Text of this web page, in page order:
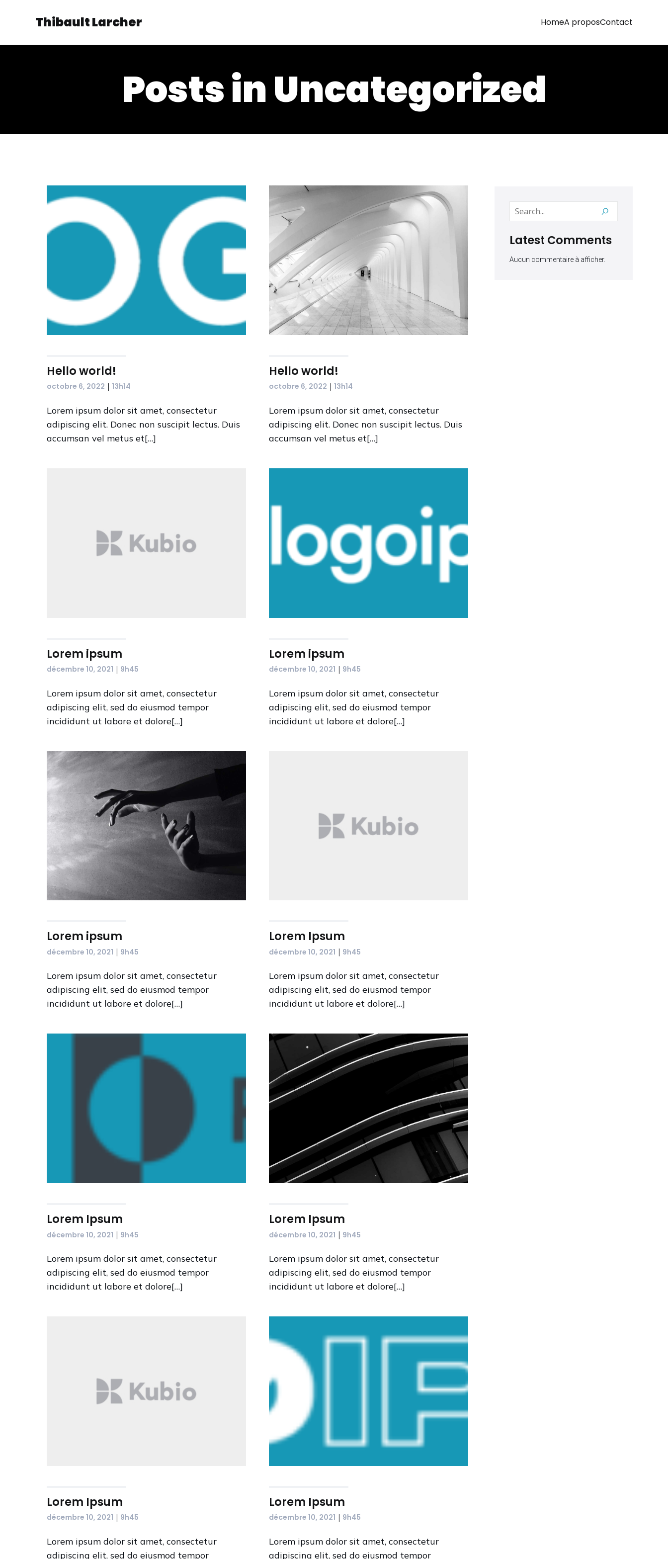
Thibault Larcher HomeA proposContact
Posts in Uncategorized
Hello world!
octobre 6, 2022 | 13h14
Lorem ipsum dolor sit amet, consectetur
adipiscing elit. Donec non suscipit lectus. Duis
accumsan vel metus et[…]
Hello world!
octobre 6, 2022 | 13h14
Lorem ipsum dolor sit amet, consectetur
adipiscing elit. Donec non suscipit lectus. Duis
accumsan vel metus et[…]
Lorem ipsum
décembre 10, 2021 | 9h45
Lorem ipsum dolor sit amet, consectetur
adipiscing elit, sed do eiusmod tempor
incididunt ut labore et dolore[…]
Lorem ipsum
décembre 10, 2021 | 9h45
Lorem ipsum dolor sit amet, consectetur
adipiscing elit, sed do eiusmod tempor
incididunt ut labore et dolore[…]
Lorem ipsum
décembre 10, 2021 | 9h45
Lorem ipsum dolor sit amet, consectetur
adipiscing elit, sed do eiusmod tempor
incididunt ut labore et dolore[…]
Lorem Ipsum
décembre 10, 2021 | 9h45
Lorem ipsum dolor sit amet, consectetur
adipiscing elit, sed do eiusmod tempor
incididunt ut labore et dolore[…]
Lorem Ipsum
décembre 10, 2021 | 9h45
Lorem ipsum dolor sit amet, consectetur
adipiscing elit, sed do eiusmod tempor
incididunt ut labore et dolore[…]
Lorem Ipsum
décembre 10, 2021 | 9h45
Lorem ipsum dolor sit amet, consectetur
adipiscing elit, sed do eiusmod tempor
incididunt ut labore et dolore[…]
Lorem Ipsum
décembre 10, 2021 | 9h45
Lorem ipsum dolor sit amet, consectetur
adipiscing elit, sed do eiusmod tempor
Lorem Ipsum
décembre 10, 2021 | 9h45
Lorem ipsum dolor sit amet, consectetur
adipiscing elit, sed do eiusmod tempor
Latest Comments
Aucun commentaire à afficher.